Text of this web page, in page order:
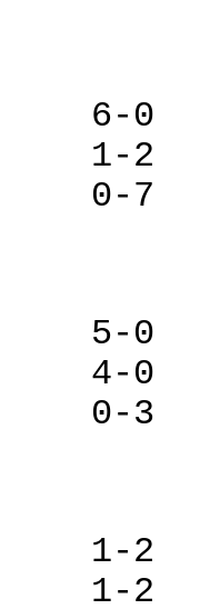
0
1-2
0-7
5-0
4-0
3
2
1-2